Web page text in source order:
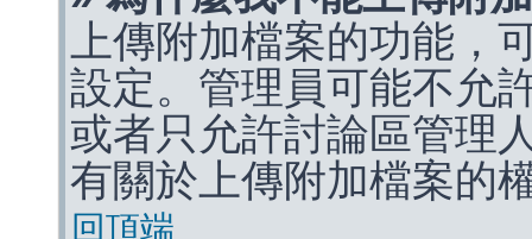
上傳附加檔案的功能，
設定。管理員可能不允
或者只允許討論區管理
有關於上傳附加檔案的
回頂端